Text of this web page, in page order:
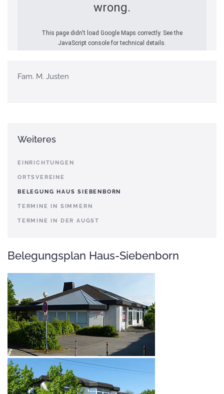
wrong.
This page didn't load Google Maps correctly. See the
JavaScript console for technical details.
Fam. M. Justen
Weiteres
EINRICHTUNGEN
ORTSVEREINE
BELEGUNG HAUS SIEBENBORN
TERMINE IN SIMMERN
TERMINE IN DER AUGST
Belegungsplan Haus-Siebenborn